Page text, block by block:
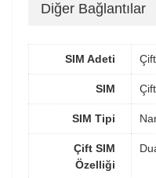
Diğer Bağlantılar
SIM Adeti
SIM
SIM Tipi
Çift SIM
Özelliği